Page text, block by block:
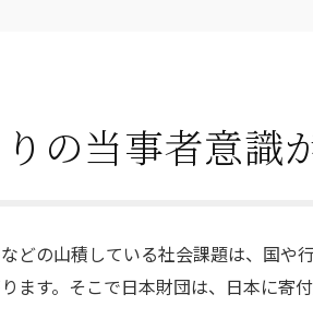
の当事者意識
どの山積している社会課題は、国
ます。そこで日本財団は、日本に寄